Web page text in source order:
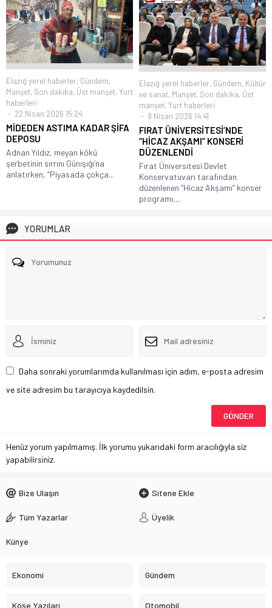
Elazığ yerel haberler, Gündem,
Manşet, Son dakika, Üst manşet, Yurt
haberleri
22 Nisan 2026 15:24
MİDEDEN ASTIMA KADAR ŞİFA
DEPOSU
Adnan Yıldız, meyan kökü
şerbetinin sırrını Günışığı’na
anlatırken, “Piyasada çokça...
Elazığ yerel haberler, Gündem, Kültür
ve sanat, Manşet, Son dakika, Üst
manşet, Yurt haberleri
9 Nisan 2026 14:41
FIRAT ÜNİVERSİTESİ’NDE
“HİCAZ AKŞAMI” KONSERİ
DÜZENLENDİ
Fırat Üniversitesi Devlet
Konservatuvarı tarafından
düzenlenen “Hicaz Akşamı” konser
programı,...
YORUMLAR
Daha sonraki yorumlarımda kullanılması için adım, e-posta adresim
ve site adresim bu tarayıcıya kaydedilsin.
Henüz yorum yapılmamış. İlk yorumu yukarıdaki form aracılığıyla siz
yapabilirsiniz.
Bize Ulaşın Sitene Ekle
Tüm Yazarlar Üyelik
Künye
Ekonomi Gündem
Köşe Yazıları Otomobil